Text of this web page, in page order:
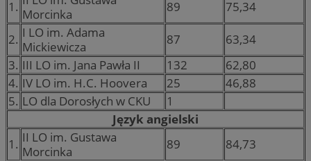
1. Morcinka
89 75,34
2. I LO im. Adama
Mickiewicza
87
63,34
3. III LO im. Jana Pawła II 132
62,80
4. IV LO im. H.C. Hoovera 25
46,88
5. LO dla Dorosłych w CKU
1
Język angielski
1. II LO im. Gustawa
Morcinka
89
84,73